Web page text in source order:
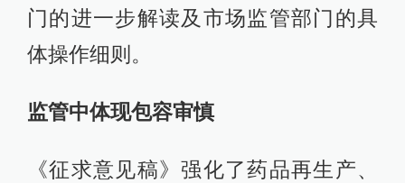
门的进一步解读及市场监管部门的具
体操作细则。
监管中体现包容审慎
《征求意见稿》强化了药品再生产、